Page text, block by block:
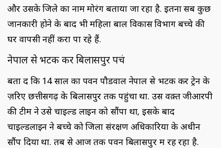
और उसके जिले का नाम मोरंग बताया जा रहा है. इतना सब कुछ
जानकारी होने के बाद भी महिला बाल विकास विभाग बच्चे की
घर वापसी नहीं करा पा रहे हैं.
नेपाल से भटक कर बिलासपुर पहुंच
बता दें कि 14 साल का पवन पौडवाल नेपाल से भटक कर ट्रेन के
ज़रिए छत्तीसगढ़ के बिलासपुर तक पहुंचा था. उस वक़्त जीआरपी
की टीम ने उसे चाइल्ड लाइन को सौंपा था, इसके बाद
चाइल्डलाइन ने बच्चे को जिला संरक्षण अधिकारियों के अधीन
सौंप दिया था. तब से आज तक पवन बिलासपुर में रह रहा है.